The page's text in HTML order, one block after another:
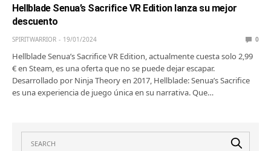
Hellblade Senua’s Sacrifice VR Edition lanza su mejor
descuento
SPIRITWARRIOR 19/01/2024 0
Hellblade Senua’s Sacrifice VR Edition, actualmente cuesta solo 2,99
€ en Steam, es una oferta que no se puede dejar escapar.
Desarrollado por Ninja Theory en 2017, Hellblade: Senua’s Sacrifice
es una experiencia de juego única en su narrativa. Que…